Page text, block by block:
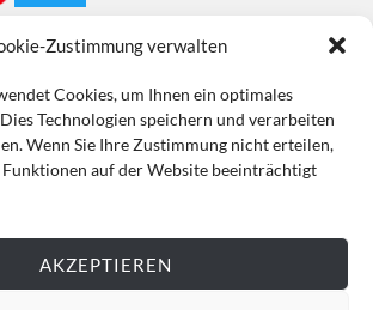
Zustimmung verwalten
Cookies, um Ihnen ein optimales
Technologien speichern und verarbeiten
Wenn Sie Ihre Zustimmung nicht erteilen,
auf der Website beeinträchtigt
AKZEPTIEREN
Kundeninformationen Datenschutz
(EU) Impressum
WIDERRUFEN